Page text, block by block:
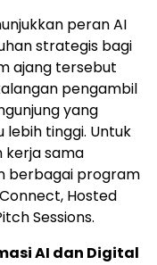
peran AI
strategis bagi
ajang tersebut
pengambil
yang
lebih tinggi. Untuk
kerja sama
berbagai program
Hosted
Sessions.
AI dan Digital